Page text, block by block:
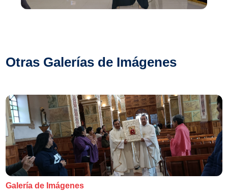
Otras Galerías de Imágenes
Galería de Imágenes